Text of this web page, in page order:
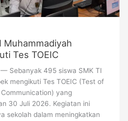
Muhammadiyah
Tes TOEIC
Sebanyak 495 siswa SMK TI
mengikuti Tes TOEIC (Test of
yang
30 Juli 2026. Kegiatan ini
sekolah dalam meningkatkan